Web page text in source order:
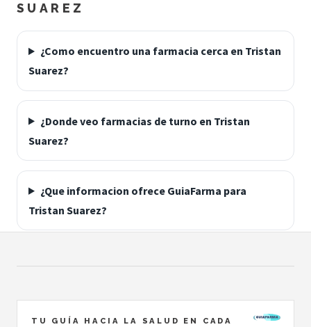
SUAREZ
¿Como encuentro una farmacia cerca en Tristan
Suarez?
¿Donde veo farmacias de turno en Tristan
Suarez?
¿Que informacion ofrece GuiaFarma para
Tristan Suarez?
TU GUÍA HACIA LA SALUD EN CADA